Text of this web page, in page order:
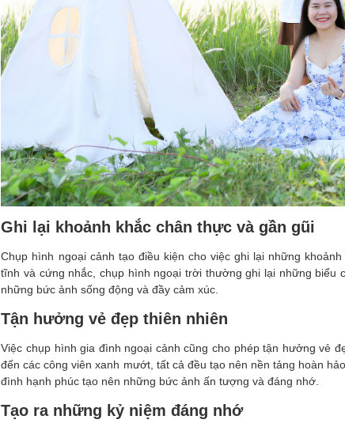
Ghi lại khoảnh khắc chân thực và gần gũi
Chụp hình ngoại cảnh tạo điều kiện cho việc ghi lại những
tĩnh và cứng nhắc, chụp hình ngoại trời thường ghi lại những
những bức ảnh sống động và đầy cảm xúc.
Tận hưởng vẻ đẹp thiên nhiên
Việc chụp hình gia đình ngoại cảnh cũng cho phép tận hưởng vẻ
đến các công viên xanh mướt, tất cả đều tạo nên nền tảng hoàn
đình hạnh phúc tạo nên những bức ảnh ấn tượng và đáng nhớ.
Tạo ra những kỷ niệm đáng nhớ